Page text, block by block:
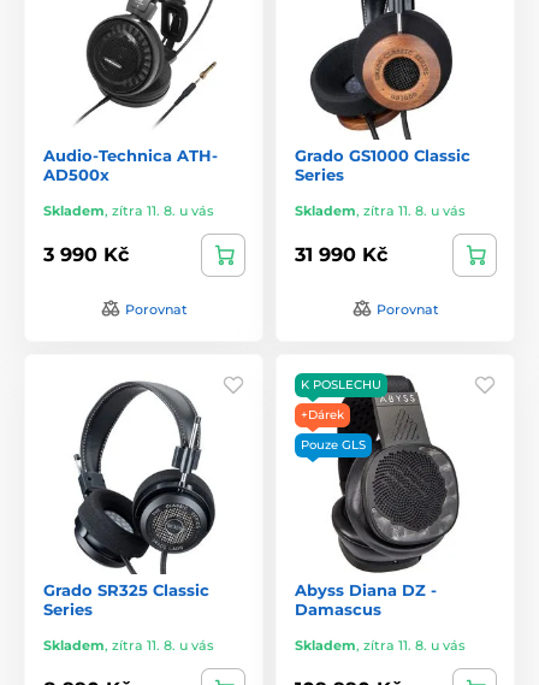
Audio-Technica ATH-
AD500x
Skladem, zítra 11. 8. u vás
3 990 Kč
Porovnat
Grado GS1000 Classic
Series
Skladem, zítra 11. 8. u vás
31 990 Kč
Porovnat
Grado SR325 Classic
Series
Skladem, zítra 11. 8. u vás
K POSLECHU
+Dárek
Pouze GLS
Abyss Diana DZ -
Damascus
Skladem, zítra 11. 8. u vás